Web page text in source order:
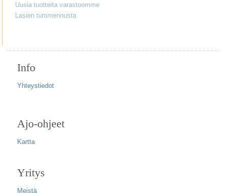
Uusia tuotteita varastoomme
Lasien tummennusta
Info
Yhteystiedot
Ajo-ohjeet
Kartta
Yritys
Meistä